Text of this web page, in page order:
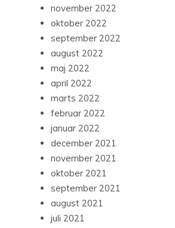
november 2022
oktober 2022
september 2022
august 2022
maj 2022
april 2022
marts 2022
februar 2022
januar 2022
december 2021
november 2021
oktober 2021
september 2021
august 2021
juli 2021